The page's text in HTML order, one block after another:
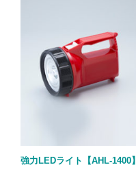
強力LEDライト【AHL-1400】